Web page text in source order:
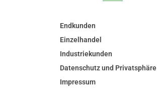
Endkunden
Einzelhandel
Industriekunden
Datenschutz und Privatsphäre
Impressum